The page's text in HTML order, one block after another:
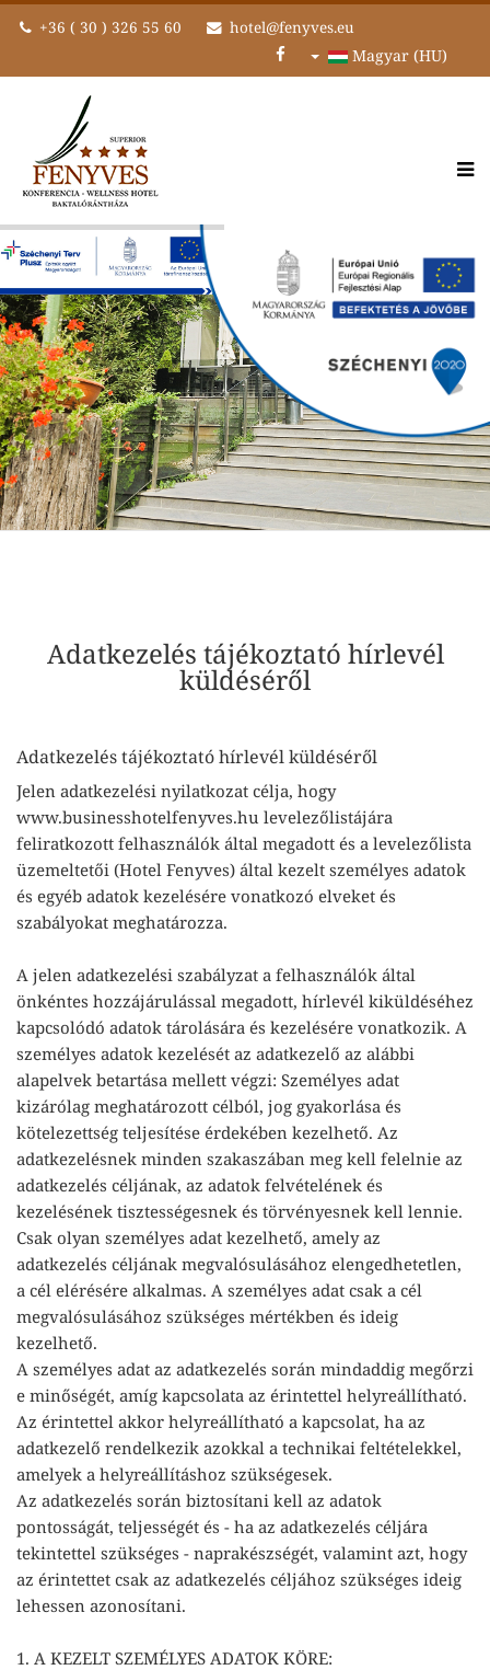
+36 ( 30 ) 326 55 60 hotel@fenyves.eu
Magyar (HU)
Adatkezelés tájékoztató hírlevél
küldéséről
Adatkezelés tájékoztató hírlevél küldéséről
Jelen adatkezelési nyilatkozat célja, hogy
www.businesshotelfenyves.hu levelezőlistájára
feliratkozott felhasználók által megadott és a levelezőlista
üzemeltetői (Hotel Fenyves) által kezelt személyes adatok
és egyéb adatok kezelésére vonatkozó elveket és
szabályokat meghatározza.
A jelen adatkezelési szabályzat a felhasználók által
önkéntes hozzájárulással megadott, hírlevél kiküldéséhez
kapcsolódó adatok tárolására és kezelésére vonatkozik. A
személyes adatok kezelését az adatkezelő az alábbi
alapelvek betartása mellett végzi: Személyes adat
kizárólag meghatározott célból, jog gyakorlása és
kötelezettség teljesítése érdekében kezelhető. Az
adatkezelésnek minden szakaszában meg kell felelnie az
adatkezelés céljának, az adatok felvételének és
kezelésének tisztességesnek és törvényesnek kell lennie.
Csak olyan személyes adat kezelhető, amely az
adatkezelés céljának megvalósulásához elengedhetetlen,
a cél elérésére alkalmas. A személyes adat csak a cél
megvalósulásához szükséges mértékben és ideig
kezelhető.
A személyes adat az adatkezelés során mindaddig megőrzi
e minőségét, amíg kapcsolata az érintettel helyreállítható.
Az érintettel akkor helyreállítható a kapcsolat, ha az
adatkezelő rendelkezik azokkal a technikai feltételekkel,
amelyek a helyreállításhoz szükségesek.
Az adatkezelés során biztosítani kell az adatok
pontosságát, teljességét és - ha az adatkezelés céljára
tekintettel szükséges - naprakészségét, valamint azt, hogy
az érintettet csak az adatkezelés céljához szükséges ideig
lehessen azonosítani.
1. A KEZELT SZEMÉLYES ADATOK KÖRE: